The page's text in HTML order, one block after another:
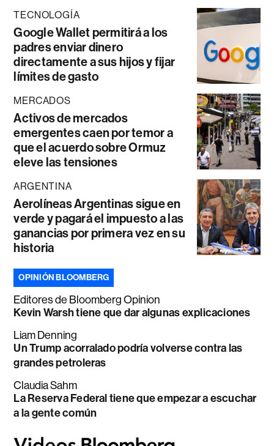
TECNOLOGÍA
Google Wallet permitirá a los
padres enviar dinero
directamente a sus hijos y fijar
límites de gasto
MERCADOS
Activos de mercados
emergentes caen por temor a
que el acuerdo sobre Ormuz
eleve las tensiones
ARGENTINA
Aerolíneas Argentinas sigue en
verde y pagará el impuesto a las
ganancias por primera vez en su
historia
OPINIÓN BLOOMBERG
Editores de Bloomberg Opinion
Kevin Warsh tiene que dar algunas explicaciones
Liam Denning
Un Trump acorralado podría volverse contra las
grandes petroleras
Claudia Sahm
La Reserva Federal tiene que empezar a escuchar
a la gente común